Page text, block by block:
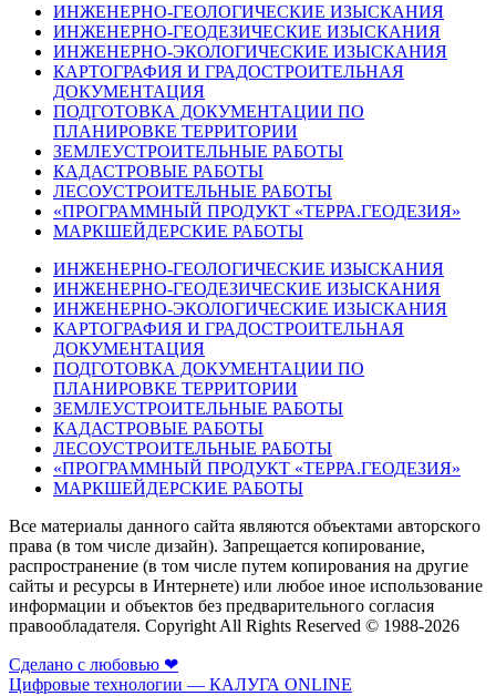
ИНЖЕНЕРНО-ГЕОЛОГИЧЕСКИЕ ИЗЫСКАНИЯ
ИНЖЕНЕРНО-ГЕОДЕЗИЧЕСКИЕ ИЗЫСКАНИЯ
ИНЖЕНЕРНО-ЭКОЛОГИЧЕСКИЕ ИЗЫСКАНИЯ
КАРТОГРАФИЯ И ГРАДОСТРОИТЕЛЬНАЯ
ДОКУМЕНТАЦИЯ
ПОДГОТОВКА ДОКУМЕНТАЦИИ ПО
ПЛАНИРОВКЕ ТЕРРИТОРИИ
ЗЕМЛЕУСТРОИТЕЛЬНЫЕ РАБОТЫ
КАДАСТРОВЫЕ РАБОТЫ
ЛЕСОУСТРОИТЕЛЬНЫЕ РАБОТЫ
«ПРОГРАММНЫЙ ПРОДУКТ «ТЕРРА.ГЕОДЕЗИЯ»
МАРКШЕЙДЕРСКИЕ РАБОТЫ
ИНЖЕНЕРНО-ГЕОЛОГИЧЕСКИЕ ИЗЫСКАНИЯ
ИНЖЕНЕРНО-ГЕОДЕЗИЧЕСКИЕ ИЗЫСКАНИЯ
ИНЖЕНЕРНО-ЭКОЛОГИЧЕСКИЕ ИЗЫСКАНИЯ
КАРТОГРАФИЯ И ГРАДОСТРОИТЕЛЬНАЯ
ДОКУМЕНТАЦИЯ
ПОДГОТОВКА ДОКУМЕНТАЦИИ ПО
ПЛАНИРОВКЕ ТЕРРИТОРИИ
ЗЕМЛЕУСТРОИТЕЛЬНЫЕ РАБОТЫ
КАДАСТРОВЫЕ РАБОТЫ
ЛЕСОУСТРОИТЕЛЬНЫЕ РАБОТЫ
«ПРОГРАММНЫЙ ПРОДУКТ «ТЕРРА.ГЕОДЕЗИЯ»
МАРКШЕЙДЕРСКИЕ РАБОТЫ
Все материалы данного сайта являются объектами авторского
права (в том числе дизайн). Запрещается копирование,
распространение (в том числе путем копирования на другие
сайты и ресурсы в Интернете) или любое иное использование
информации и объектов без предварительного согласия
правообладателя. Copyright All Rights Reserved © 1988-2026
Сделано с любовью ❤
Цифровые технологии — КАЛУГА ONLINE